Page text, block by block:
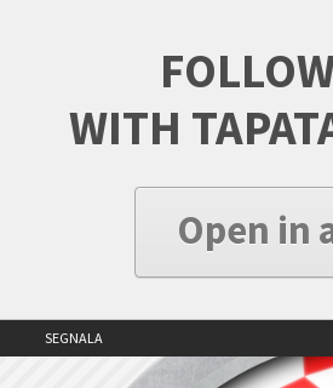
WITH
Open in
SEGNALA